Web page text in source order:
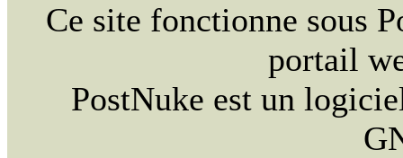
Ce site fonctionne sous
portail
PostNuke est un